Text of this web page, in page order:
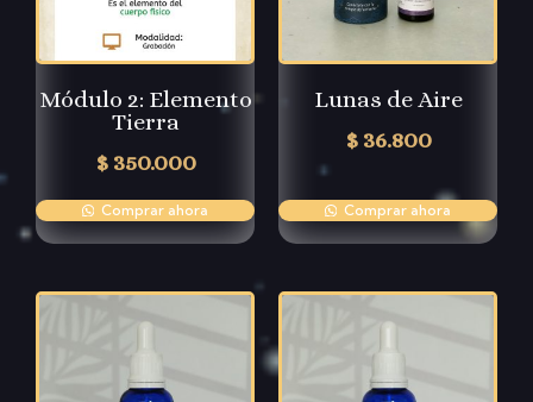
Módulo 2: Elemento
Tierra
$350.000
Comprar ahora
Lunas de Aire
$36.800
Comprar ahora